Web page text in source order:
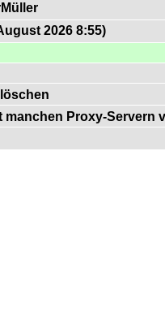
2026 8:55)
manchen Proxy-Servern